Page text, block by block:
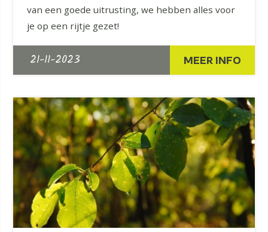
van een goede uitrusting, we hebben alles voor
je op een rijtje gezet!
21-11-2023 MEER INFO